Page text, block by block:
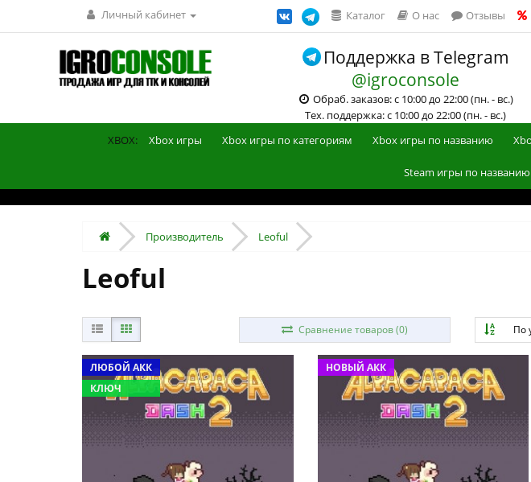
Личный кабинет Каталог О нас Отзывы
Поддержка в Telegram
@igroconsole
Обраб. заказов: с 10:00 до 22:00 (пн. - вс.)
Тех. поддержка: с 10:00 до 22:00 (пн. - вс.)
XBOX: Xbox игры Xbox игры по категориям Xbox игры по названию
Steam игры по названию
Производитель Leoful
Leoful
Сравнение товаров (0) По
ЛЮБОЙ АКК
КЛЮЧ
НОВЫЙ АКК